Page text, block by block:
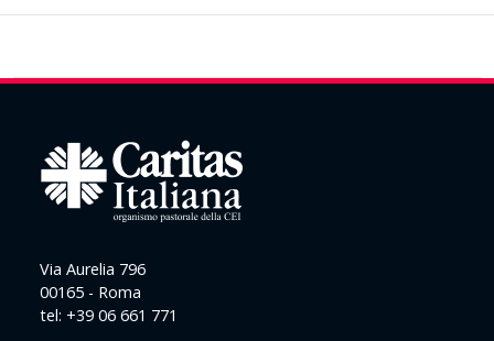
Via Aurelia 796
00165 - Roma
tel: +39 06 661 771